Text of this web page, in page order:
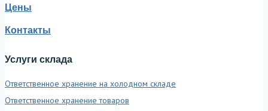
Цены
Контакты
Услуги склада
Ответственное хранение на холодном складе
Ответственное хранение товаров